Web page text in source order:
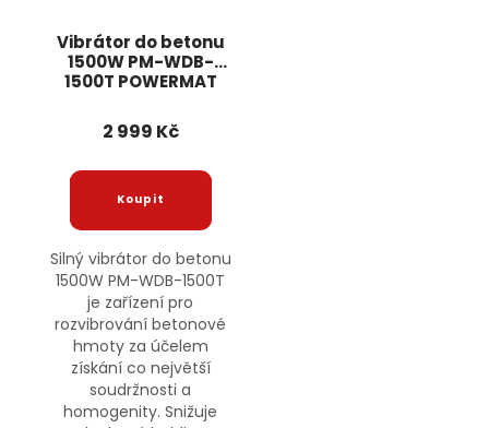
Vibrátor do betonu
1500W PM-WDB-
1500T POWERMAT
2 999 Kč
Silný vibrátor do betonu
1500W PM-WDB-1500T
je zařízení pro
rozvibrování betonové
hmoty za účelem
získání co největší
soudržnosti a
homogenity. Snižuje